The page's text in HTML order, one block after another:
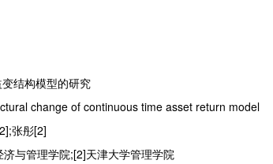
结构模型的研究
change of continuous time asset return model
张彤[2]
与管理学院;[2]天津大学管理学院